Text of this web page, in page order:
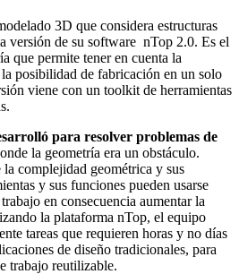
3D que considera estructuras
versión de su software nTop 2.0. Es el
que permite tener en cuenta la
posibilidad de fabricación en un solo
viene con un toolkit de herramientas
para resolver problemas de
la geometría era un obstáculo.
la complejidad geométrica y sus
y sus funciones pueden usarse
en consecuencia aumentar la
la plataforma nTop, el equipo
tareas que requieren horas y no días
de diseño tradicionales, para
trabajo reutilizable.